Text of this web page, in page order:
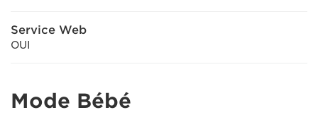
Service Web
OUI
Mode Bébé